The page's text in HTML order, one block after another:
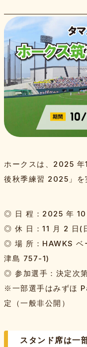
若鷹たちの
上杉あずさのス
若鷹応援チャン
特集記事
Bambiesとは
スポンサー
ホークスは、2025
後秋季練習 2025」を
◎ 日 程：2025 年 10
◎ 休 日：11 月 2 日(
◎ 場 所：HAWKS ベ
津島 757-1)
◎ 参加選手：決定次
※一部選手はみずほ
定（一般非公開）
スタンド席は一